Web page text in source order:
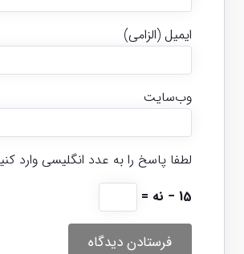
ایمیل (الزامی)
وب‌سایت
لطفا پاسخ را به عدد انگلیسی وارد
15 − نه =